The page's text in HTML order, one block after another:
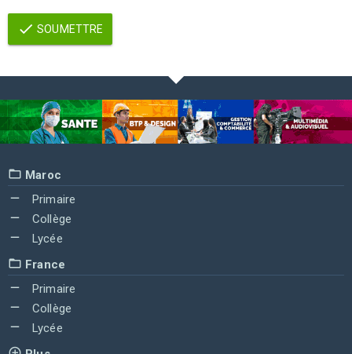
SOUMETTRE
Maroc
Primaire
Collège
Lycée
France
Primaire
Collège
Lycée